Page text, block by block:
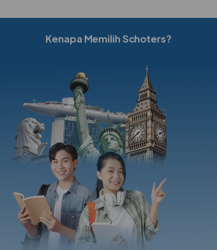
Kenapa Memilih Schoters?